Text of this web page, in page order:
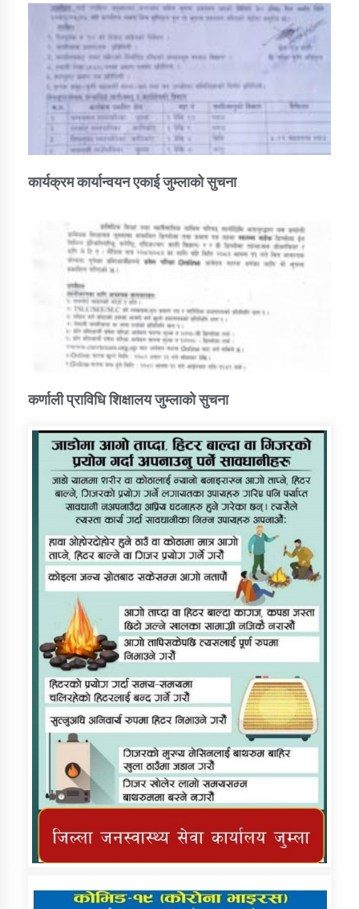
तातोपानी गाउँपालिका जुम्लाको सूचना
कार्यक्रम कार्यान्वयन एकाई जुम्लाको सुचना
कर्णाली प्राविधि शिक्षालय जुम्लाको सुचना